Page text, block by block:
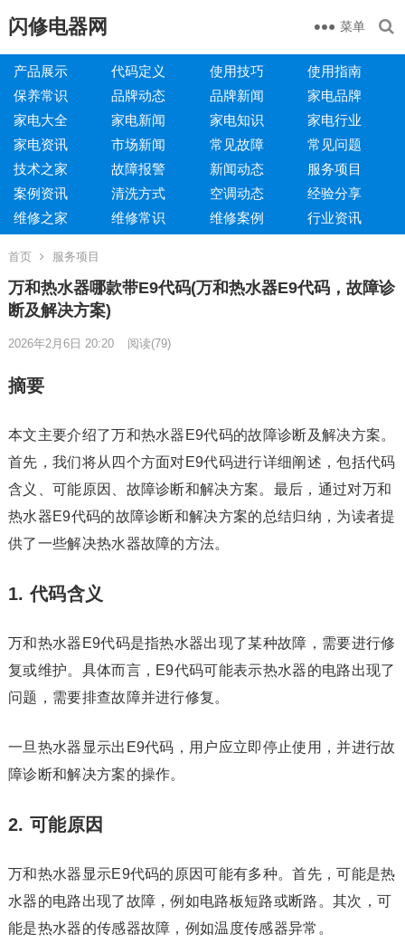
闪修电器网 菜单
产品展示 代码定义 使用技巧
使用指南
保养常识
品牌动态 品牌新闻
家电品牌
家电大全
家电新闻 家电知识
家电行业
家电资讯
市场新闻 常见故障
常见问题
技术之家
故障报警 新闻动态
服务项目
案例资讯
清洗方式 空调动态
经验分享
维修之家
维修常识 维修案例 行业资讯
首页 服务项目
万和热水器哪款带E9代码(万和热水器E9代码，故障诊
断及解决方案)
2026年2月6日 20:20 阅读(79)
摘要
本文主要介绍了万和热水器E9代码的故障诊断及解决方案。
首先，我们将从四个方面对E9代码进行详细阐述，包括代码
含义、可能原因、故障诊断和解决方案。最后，通过对万和
热水器E9代码的故障诊断和解决方案的总结归纳，为读者提
供了一些解决热水器故障的方法。
1. 代码含义
万和热水器E9代码是指热水器出现了某种故障，需要进行修
复或维护。具体而言，E9代码可能表示热水器的电路出现了
问题，需要排查故障并进行修复。
一旦热水器显示出E9代码，用户应立即停止使用，并进行故
障诊断和解决方案的操作。
2. 可能原因
万和热水器显示E9代码的原因可能有多种。首先，可能是热
水器的电路出现了故障，例如电路板短路或断路。其次，可
能是热水器的传感器故障，例如温度传感器异常。